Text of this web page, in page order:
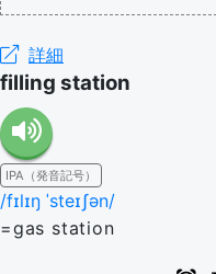
詳細
filling station
IPA（発音記号）
/fɪlɪŋ ˈsteɪʃən/
=gas station